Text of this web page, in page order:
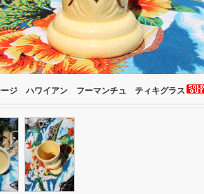
ージ ハワイアン フーマンチュ ティキグラス